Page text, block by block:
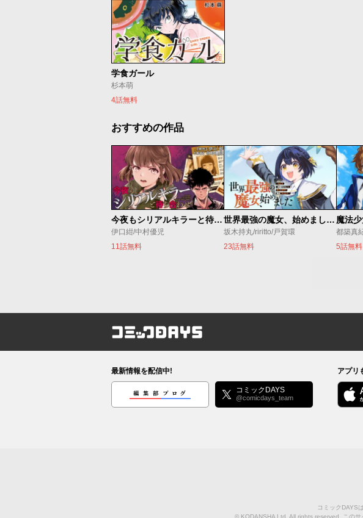
学食ガール
杉本萌
4話無料
おすすめの作品
今夜もシリアルキラーと待ち合わせ
伊口紺/中村優児
11話無料
世界最強の魔女、始めました ～私だけ『攻略サイト』を見れる世界で自由に生きます～
坂木持丸/riritto/戸賀環
23話無料
都築真
5話無料
コミックDAYS
最新情報を配信中!
編集部ブログ コミックDAYS
@comicdays_team
アプリ
コミックDAYS
© KODANSHA Ltd. All rights reserved. このサ